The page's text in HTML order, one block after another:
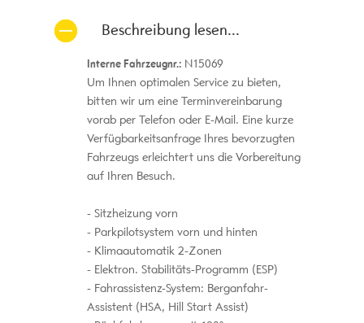
Beschreibung lesen...
Interne Fahrzeugnr.:N15069
Um Ihnen optimalen Service zu bieten,
bitten wir um eine Terminvereinbarung
vorab per Telefon oder E-Mail. Eine kurze
Verfügbarkeitsanfrage Ihres bevorzugten
Fahrzeugs erleichtert uns die Vorbereitung
auf Ihren Besuch.
Sitzheizung vorn
Parkpilotsystem vorn und hinten
Klimaautomatik 2-Zonen
Elektron. Stabilitäts-Programm (ESP)
Fahrassistenz-System: Berganfahr-
Assistent (HSA, Hill Start Assist)